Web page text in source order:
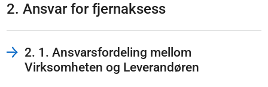
2. Ansvar for fjernaksess
2. 1. Ansvarsfordeling mellom
Virksomheten og Leverandøren